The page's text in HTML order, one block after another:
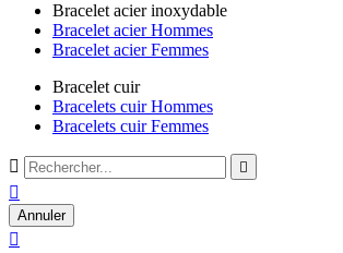
Bracelet acier inoxydable
Bracelet acier Hommes
Bracelet acier Femmes
Bracelet cuir
Bracelets cuir Hommes
Bracelets cuir Femmes
 

Annuler
